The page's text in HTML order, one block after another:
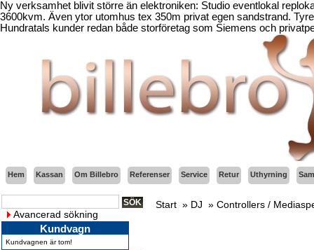
Ny verksamhet blivit större än elektroniken: Studio eventlokal
3600kvm. Även ytor utomhus tex 350m privat egen sandstrand.
Hundratals kunder redan både storföretag som Siemens och
Hem Kassan Om Billebro Referenser Service Retur Uthyrning
Avancerad sökning
Kundvagn
Kundvagnen är tom!
Start » DJ » Controllers /